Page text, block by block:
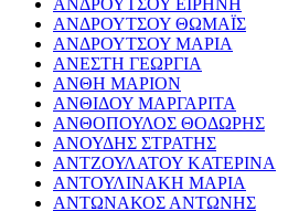
ΑΝΔΡΟΥΤΣΟΥ ΕΙΡΗΝΗ
ΑΝΔΡΟΥΤΣΟΥ ΘΩΜΑΪΣ
ΑΝΔΡΟΥΤΣΟΥ ΜΑΡΙΑ
ΑΝΕΣΤΗ ΓΕΩΡΓΙΑ
ΑΝΘΗ ΜΑΡΙΟΝ
ΑΝΘΙΔΟΥ ΜΑΡΓΑΡΙΤΑ
ΑΝΘΟΠΟΥΛΟΣ ΘΟΔΩΡΗΣ
ΑΝΟΥΔΗΣ ΣΤΡΑΤΗΣ
ΑΝΤΖΟΥΛΑΤΟΥ ΚΑΤΕΡΙΝΑ
ΑΝΤΟΥΛΙΝΑΚΗ ΜΑΡΙΑ
ΑΝΤΩΝΑΚΟΣ ΑΝΤΩΝΗΣ